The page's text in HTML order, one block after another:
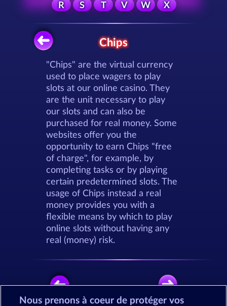
R
S T V W X
Chips
"Chips" are the virtual currency
used to place wagers to play
slots at our online casino. They
are the unit necessary to play
our slots and can also be
purchased for real money. Some
websites offer you the
opportunity to earn Chips "free
of charge", for example, by
completing tasks or by playing
certain predetermined slots. The
usage of Chips instead a real
money provides you with a
flexible means by which to play
online slots without having any
real (money) risk.
Nous prenons à coeur de protéger vos